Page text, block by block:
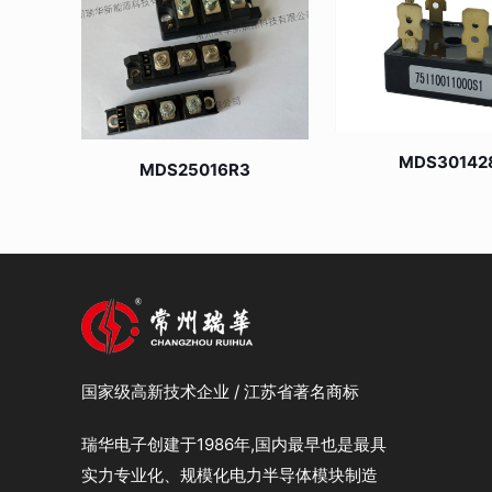
MDS25016R3
国家级高新技术企业 / 江苏省著名商标
瑞华电子创建于1986年,国内最早也是最具
实力专业化、规模化电力半导体模块制造